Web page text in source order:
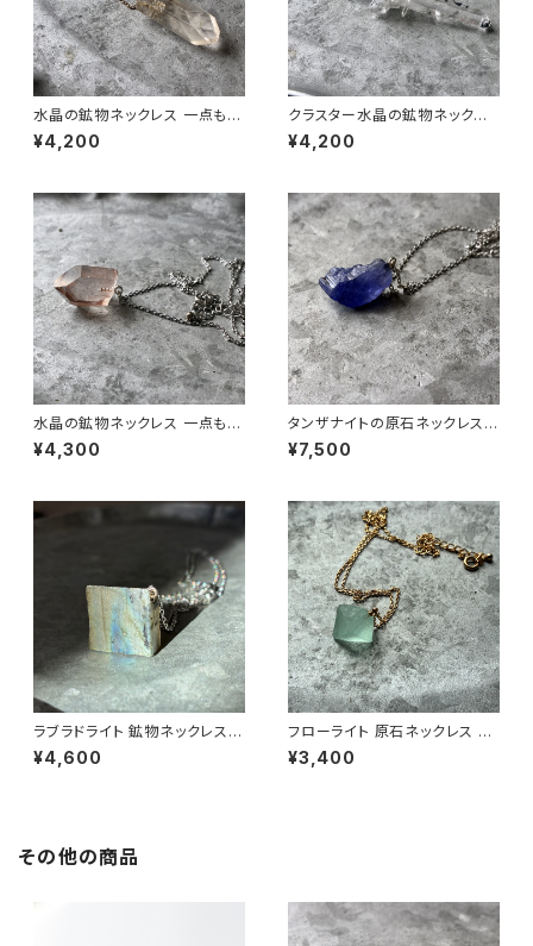
水晶の鉱物ネックレス 一点もの
原石 天然石 ハンドメイド アク
セサリー パワーストーン (No.2
¥4,200
クラスター水晶の鉱物ネックレ
ス 一点もの 原石 天然石 ハンド
メイド アクセサリー パワースト
¥4,200
水晶の鉱物ネックレス 一点もの
原石 天然石 ハンドメイド アク
セサリー パワーストーン (No.2
¥4,300
タンザナイトの原石ネックレス
一点もの 鉱物 天然石 ハンドメ
イド アクセサリー パワーストー
¥7,500
ラブラドライト 鉱物ネックレス
一点もの 原石 天然石 ハンドメ
イド アクセサリー パワーストー
¥4,600
フローライト 原石ネックレス 一
点もの 鉱物 天然石 ハンドメイ
ド アクセサリー パワーストーン
¥3,400
その他の商品